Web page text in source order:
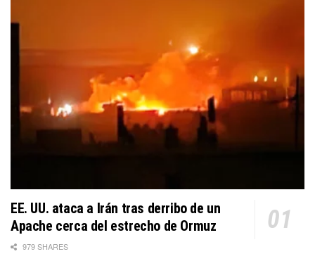
EE. UU. ataca a Irán tras derribo de un
Apache cerca del estrecho de Ormuz
979 SHARES